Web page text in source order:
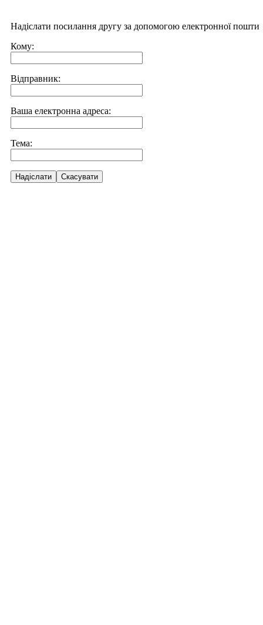
Надіслати посилання другу за допомогою електронної пошти
Кому:
Відправник:
Ваша електронна адреса:
Тема:
Надіслати Скасувати